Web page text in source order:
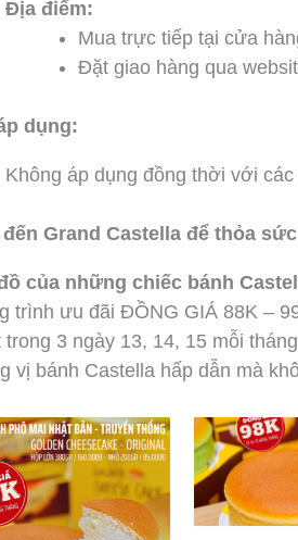
Địa điểm:
Mua trực tiếp tại cửa
Đặt giao hàng qua
dụng:
Không áp dụng đồng thời với
đến Grand Castella để thỏa
của những chiếc bánh
trình ưu đãi ĐỒNG GIÁ 88K –
trong 3 ngày 13, 14, 15 mỗi
vị bánh Castella hấp dẫn mà